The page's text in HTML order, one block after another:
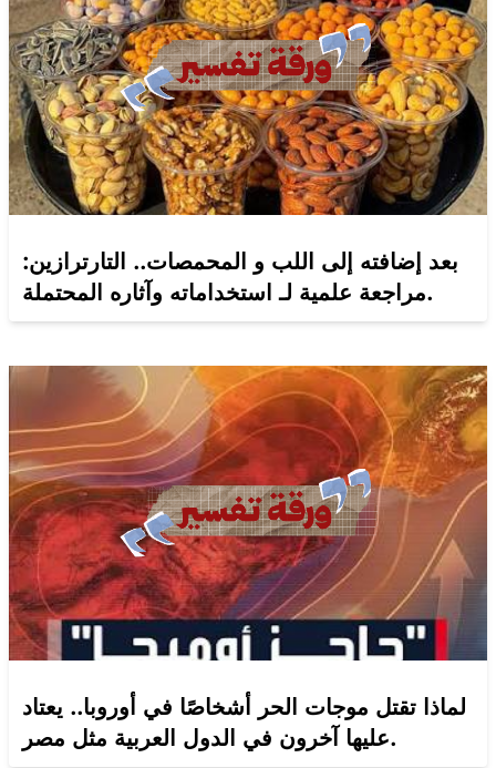
بعد إضافته إلى اللب و المحمصات.. التارترازين:
مراجعة علمية لـ استخداماته وآثاره المحتملة.
لماذا تقتل موجات الحر أشخاصًا في أوروبا.. يعتاد
عليها آخرون في الدول العربية مثل مصر.